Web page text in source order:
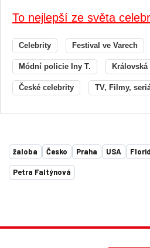
To nejlepší ze světa
Celebrity Festival ve Varech
Módní policie Iny T. Královská
České celebrity TV, Filmy,
žaloba Česko Praha USA
Petra Faltýnová